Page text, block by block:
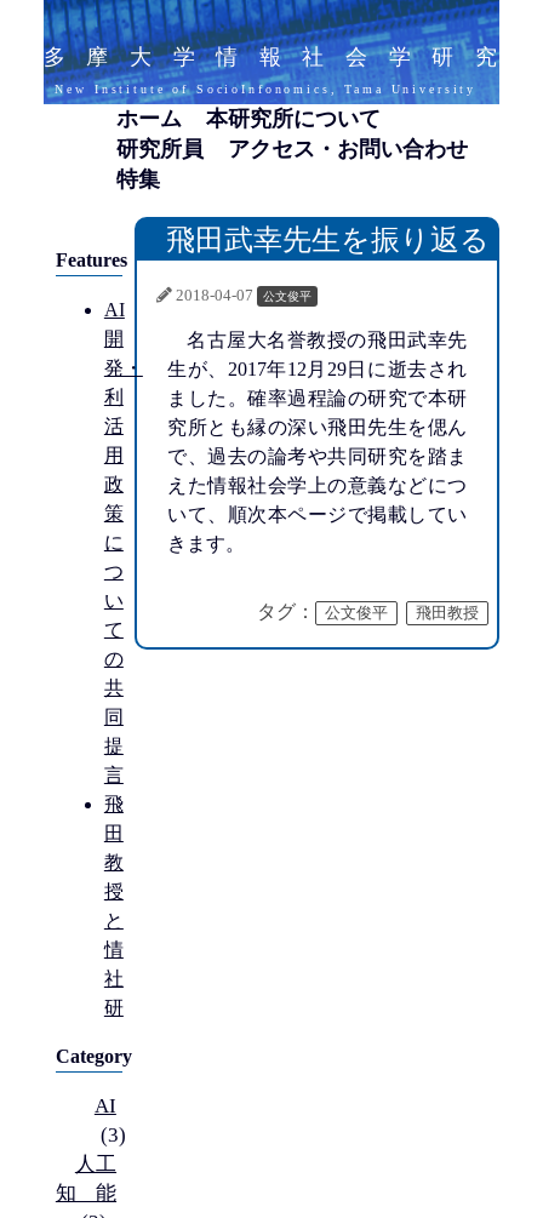
多摩大学情報社会学研究
New Institute of SocioInfonomics, Tama University
ホーム
本研究所について
研究所員
アクセス・お問い合わせ
特集
飛田武幸先生を振り返る
2018-04-07 公文俊平
名古屋大名誉教授の飛田武幸先
生が、2017年12月29日に逝去され
ました。確率過程論の研究で本研
究所とも縁の深い飛田先生を偲ん
で、過去の論考や共同研究を踏ま
えた情報社会学上の意義などにつ
いて、順次本ページで掲載してい
きます。
タグ： 公文俊平 飛田教授
Features
AI
開
発・
利
活
用
政
策
に
つ
い
て
の
共
同
提
言
飛
田
教
授
と
情
社
研
Category
AI
(3)
人工
知能